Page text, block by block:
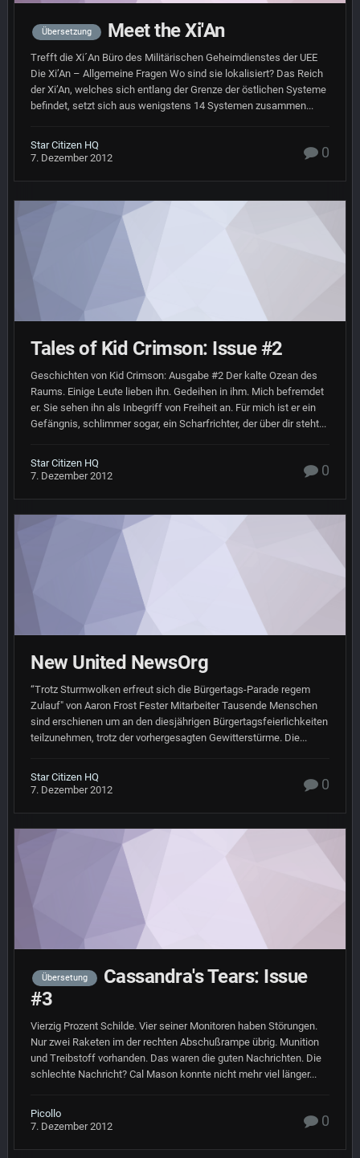
Übersetzung Meet the Xi'An
Trefft die Xi´An Büro des Militärischen Geheimdienstes der UEE
Die Xi’An – Allgemeine Fragen Wo sind sie lokalisiert? Das Reich
der Xi’An, welches sich entlang der Grenze der östlichen Systeme
befindet, setzt sich aus wenigstens 14 Systemen zusammen...
Star Citizen HQ
7. Dezember 2012
0
Tales of Kid Crimson: Issue #2
Geschichten von Kid Crimson: Ausgabe #2 Der kalte Ozean des
Raums. Einige Leute lieben ihn. Gedeihen in ihm. Mich befremdet
er. Sie sehen ihn als Inbegriff von Freiheit an. Für mich ist er ein
Gefängnis, schlimmer sogar, ein Scharfrichter, der über dir steht...
Star Citizen HQ
7. Dezember 2012
0
New United NewsOrg
“Trotz Sturmwolken erfreut sich die Bürgertags-Parade regem
Zulauf" von Aaron Frost Fester Mitarbeiter Tausende Menschen
sind erschienen um an den diesjährigen Bürgertagsfeierlichkeiten
teilzunehmen, trotz der vorhergesagten Gewitterstürme. Die...
Star Citizen HQ
7. Dezember 2012
0
Übersetung
Cassandra's Tears: Issue
#3
Vierzig Prozent Schilde. Vier seiner Monitoren haben Störungen.
Nur zwei Raketen im der rechten Abschußrampe übrig. Munition
und Treibstoff vorhanden. Das waren die guten Nachrichten. Die
schlechte Nachricht? Cal Mason konnte nicht mehr viel länger...
Picollo
7. Dezember 2012
0